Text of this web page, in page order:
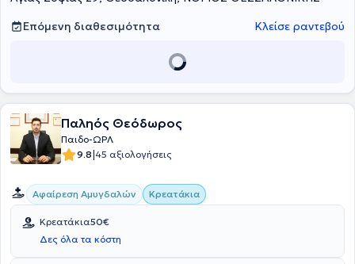
Επόμενη διαθεσιμότητα
Κλείσε ραντεβού
Παληός Θεόδωρος
Παιδο-ΩΡΛ
9.8|45 αξιολογήσεις
Αφαίρεση Αμυγδαλών Κρεατάκια
Κρεατάκια50€
Δες όλα τα κόστη